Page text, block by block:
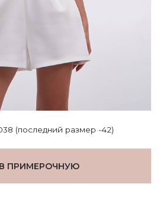
(последний размер -42)
В ПРИМЕРОЧНУЮ